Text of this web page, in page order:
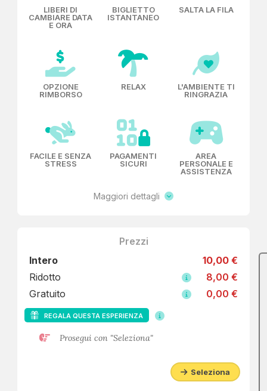
LIBERI DI
CAMBIARE DATA
E ORA
BIGLIETTO
ISTANTANEO
SALTA LA FILA
OPZIONE
RIMBORSO
RELAX
L'AMBIENTE TI
RINGRAZIA
FACILE E SENZA
STRESS
PAGAMENTI
SICURI
AREA
PERSONALE E
ASSISTENZA
Maggiori dettagli
Prezzi
Intero
10,00 €
Ridotto
8,00 €
Gratuito
0,00 €
REGALA QUESTA ESPERIENZA
Prosegui con "Seleziona"
Seleziona